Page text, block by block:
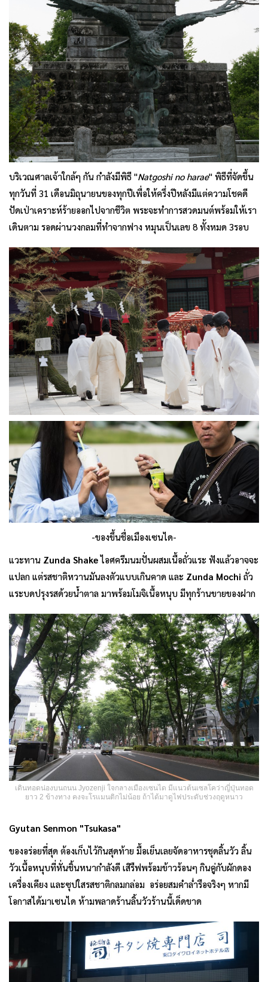
บริเวณศาลเจ้าใกล้ๆ กัน กำลังมีพิธี "Natgoshi no harae" พิธีที่จัดขึ้น
ทุกวันที่ 31 เดือนมิถุนายนของทุกปีเพื่อให้ครึ่งปีหลังมีแต่ความโชคดี
ปัดเป่าเคราะห์ร้ายออกไปจากชีวิต พระจะทำการสวดมนต์พร้อมให้เรา
เดินตาม รอดผ่านวงกลมที่ทำจากฟาง หมุนเป็นเลข 8 ทั้งหมด 3รอบ
-ของขึ้นชื่อเมืองเซนได-
แวะทาน Zunda Shakeไอศครีมนมปั่นผสมเนื้อถั่วแระ ฟังแล้วอาจจะ
แปลก แต่รสชาติหวานมันลงตัวแบบเกินคาด และ Zunda Mochi ถั่ว
แระบดปรุงรสด้วยน้ำตาล มาพร้อมโมจิเนื้อหนุบ มีทุกร้านขายของฝาก
เดินทอดน่องบนถนน Jyozenji ใจกลางเมืองเซนได มีแนวต้นเซลโคว่าญี่ปุ่นทอด
ยาว 2 ข้างทาง คงจะโรแมนติกไม่น้อย ถ้าได้มาดูไฟประดับช่วงฤดูหนาว
Gyutan Senmon "Tsukasa"
ของอร่อยที่สุด ต้องเก็บไว้กินสุดท้าย มื้อเย็นเลยจัดอาหารชุดลิ้นวัว ลิ้น
วัวเนื้อหนุบที่หั่นชิ้นหนากำลังดี เสิรืฟพร้อมข้าวร้อนๆ กินคู่กับผักดอง
เครื่องเคียง และซุปใสรสชาติกลมกล่อม อร่อยสมคำล่ำรือจริงๆ หากมี
โอกาสได้มาเซนได ห้ามพลาดร้านลิ้นวัวร้านนี้เด็ดขาด